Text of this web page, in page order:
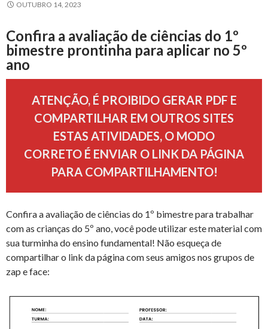
OUTUBRO 14, 2023
Confira a avaliação de ciências do 1º
bimestre prontinha para aplicar no 5º
ano
ATENÇÃO, É PROIBIDO GERAR PDF E
COMPARTILHAR EM OUTROS SITES
ESTAS ATIVIDADES, O MODO
CORRETO É ENVIAR O LINK DA PÁGINA
PARA COMPARTILHAMENTO!
Confira a avaliação de ciências do 1º bimestre para trabalhar
com as crianças do 5º ano, você pode utilizar este material com
sua turminha do ensino fundamental! Não esqueça de
compartilhar o link da página com seus amigos nos grupos de
zap e face: